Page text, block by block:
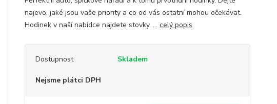
najevo, jaké jsou vaše priority a co od vás ostatní mohou očekávat.
Hodinek v naší nabídce najdete stovky. ... celý popis
Dostupnost Skladem
Nejsme plátci DPH